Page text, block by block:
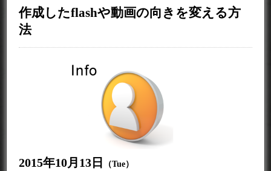
作成したflashや動画の向きを変える方
法
2015年10月13日 （Tue）